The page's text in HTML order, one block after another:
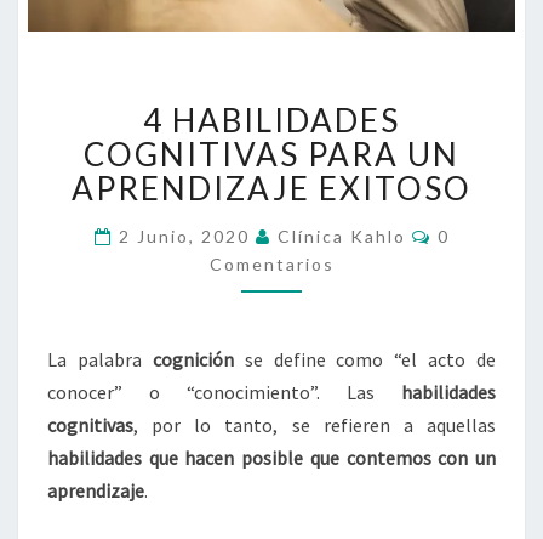
HABILIDADES
COGNITIVAS
PARA
UN
APRENDIZAJE
4 HABILIDADES
COGNITIVAS PARA UN
APRENDIZAJE EXITOSO
2 Junio, 2020 Clínica Kahlo
0
Comentarios
La palabra cogniciónse define como “el acto de
conocer” o “conocimiento”. Las habilidades
cognitivas, por lo tanto, se refieren a aquellas
habilidades que hacen posible que contemos con un
aprendizaje.